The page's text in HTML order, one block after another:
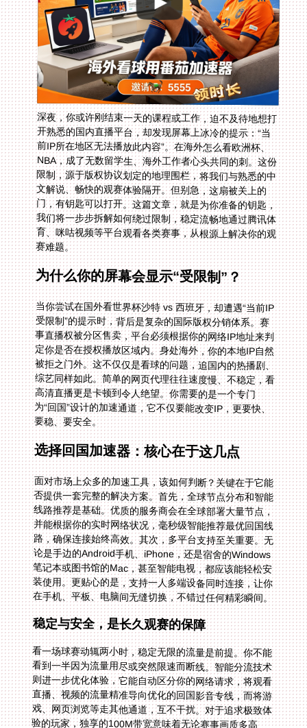
深夜，你或许刚结束一天的课程或工作，迫不及待地想打
开熟悉的国内直播平台，却发现屏幕上冰冷的提示：“当
前IP所在地区无法播放此内容”。在海外怎么看欧洲杯、
NBA，成了无数留学生、海外工作者心头共同的刺。这份
限制，源于版权协议划定的地理围栏，将我们与熟悉的中
文解说、畅快的观赛体验隔开。但别急，这扇被关上的
门，有钥匙可以打开。这篇文章，就是为你准备的钥匙，
我们将一步步拆解如何绕过限制，稳定流畅地通过腾讯体
育、咪咕视频等平台观看各类赛事，从根源上解决你的观
赛难题。
为什么你的屏幕会显示“受限制”？
当你尝试在国外看世界杯沙特 vs 西班牙，却遭遇“当前IP
受限制”的提示时，背后是复杂的国际版权分销体系。赛
事直播权被分区售卖，平台必须根据你的网络IP地址来判
定你是否在授权播放区域内。身处海外，你的本地IP自然
被拒之门外。这不仅仅是看球的问题，追国内的热播剧、
综艺同样如此。简单的网页代理往往速度慢、不稳定，看
高清直播更是卡顿到令人绝望。你需要的是一个专门
为“回国”设计的加速通道，它不仅要能改变IP，更要快、
要稳、要安全。
选择回国加速器：核心在于这几点
面对市场上众多的加速工具，该如何判断？关键在于它能
否提供一套完整的解决方案。首先，全球节点分布和智能
线路推荐是基础。优质的服务商会在全球部署大量节点，
并能根据你的实时网络状况，毫秒级智能推荐最优回国线
路，确保连接始终高效。其次，多平台支持至关重要。无
论是手边的Android手机、iPhone，还是宿舍的Windows
笔记本或图书馆的Mac，甚至智能电视，都应该能轻松安
装使用。更贴心的是，支持一人多端设备同时连接，让你
在手机、平板、电脑间无缝切换，不错过任何精彩瞬间。
稳定与安全，是长久观赛的保障
看一场球赛动辄两小时，稳定无限的流量是前提。你不能
看到一半因为流量用尽或突然限速而断线。智能分流技术
则进一步优化体验，它能自动区分你的网络请求，将观看
直播、视频的流量精准导向优化的回国影音专线，而将游
戏、网页浏览等走其他通道，互不干扰。对于追求极致体
验的玩家，独享的100M带宽意味着无论赛事画质多高
清，都能流畅如本地。所有这些数据，都必须通过高级别
的数据安全加密，经由专线传输，保护你的隐私和账号安